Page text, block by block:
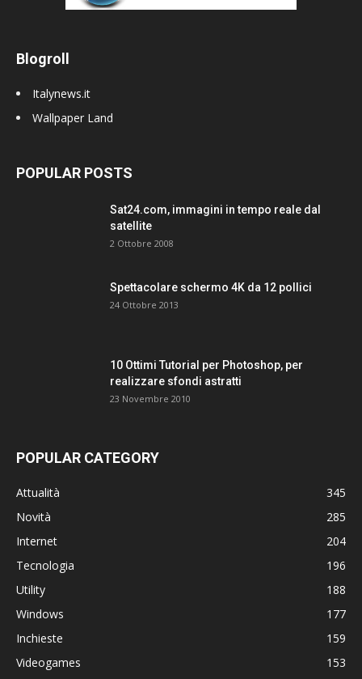
Blogroll
Italynews.it
Wallpaper Land
POPULAR POSTS
Sat24.com, immagini in tempo reale dal
satellite
2 Ottobre 2008
Spettacolare schermo 4K da 12 pollici
24 Ottobre 2013
10 Ottimi Tutorial per Photoshop, per
realizzare sfondi astratti
23 Novembre 2010
POPULAR CATEGORY
Attualità
345
Novità
285
Internet
204
Tecnologia
196
Utility
188
Windows
177
Inchieste
159
Videogames
153